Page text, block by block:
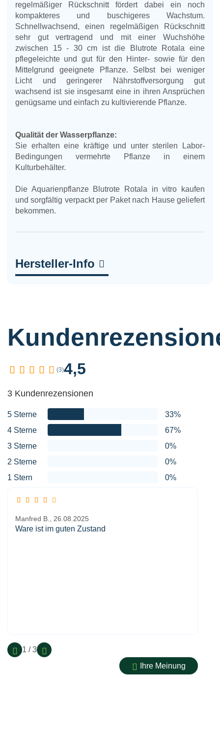
regelmäßiger Rückschnitt fördert dabei ein noch
kompakteres und buschigeres Wachstum.
Schnellwachsend, einen regelmäßigen Rückschnitt
sehr gut vertragend und mit einer Wuchshöhe
zwischen 15 - 30 cm ist die Blutrote Rotala eine
pflegeleichte und gut für den Hinter- sowie für den
Mittelgrund geeignete Pflanze. Selbst bei weniger
Licht und geringerer Nährstoffversorgung gut
wachsend ist sie insgesamt eine in ihren Ansprüchen
genügsame und einfach zu kultivierende Pflanze.
Qualität der Wasserpflanze:
Sie erhalten eine kräftige und unter sterilen Labor-
Bedingungen vermehrte Pflanze in einem
Kulturbehälter.
Die Aquarienpflanze Blutrote Rotala in vitro kaufen
und sorgfältig verpackt per Paket nach Hause geliefert
bekommen.
Hersteller-Info
(3)4,5
3 Kundenrezensionen
5 Sterne
33%
4 Sterne
67%
3 Sterne
0%
2 Sterne
0%
1 Stern
0%
Manfred B., 26.08.2025
Ware ist im guten Zustand
1 / 3
Ihre Meinung